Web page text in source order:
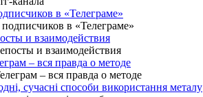
в «Телеграме»
и взаимодействия
– вся правда о методе
сучасні способи використання металу